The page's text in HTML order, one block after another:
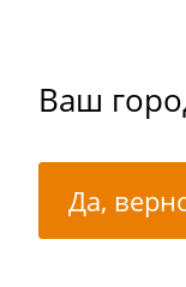
Ваш
Да,